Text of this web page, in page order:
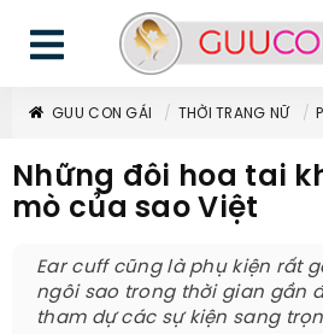
GUU CON GÁI THỜI TRANG NỮ
Những đôi hoa tai
mò của sao Việt
Ear cuff cũng là phụ kiện rất
ngôi sao trong thời gian gần
tham dự các sự kiện sang